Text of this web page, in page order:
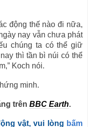
động thế nào đi nữa,
nay vẫn chưa phát
chúng ta có thể giữ
thì tần bì núi có thể
Koch nói.
minh.
trên BBC Earth.
ộng vật, vui l òng bấm